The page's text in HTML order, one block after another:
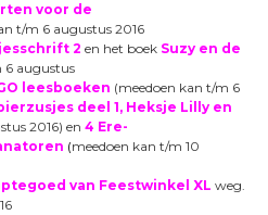
voor de
t/m 6 augustus 2016
2 en het boek Suzy en de
6 augustus
leesboeken (meedoen kan t/m 6
deel 1, Heksje Lilly en
2016) en 4 Ere-
(meedoen kan t/m 10
van Feestwinkel XL weg.